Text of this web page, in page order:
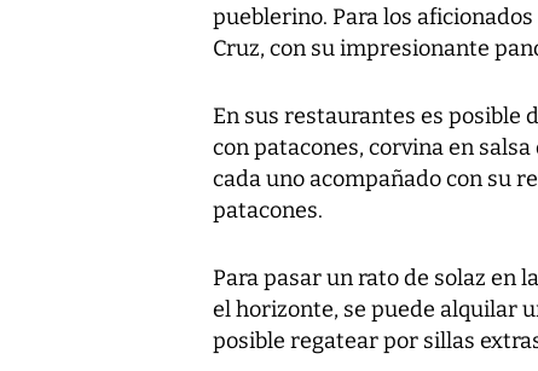
pueblerino. Para los
Cruz, con su impresionante
En sus restaurantes es posible
con patacones, corvina en
cada uno acompañado con su
patacones.
Para pasar un rato de solaz en
el horizonte, se puede alquilar
posible regatear por sillas